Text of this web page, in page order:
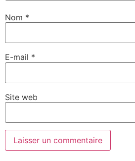
Nom *
E-mail *
Site web